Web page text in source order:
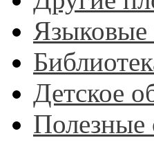
Языковые
Детское
Полезные